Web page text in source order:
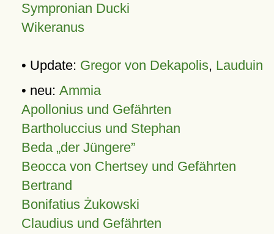
Sympronian Ducki
Wikeranus
• Update: Gregor von Dekapolis, Lauduin
• neu: Ammia
Apollonius und Gefährten
Bartholuccius und Stephan
Beda „der Jüngere”
Beocca von Chertsey und Gefährten
Bertrand
Bonifatius Żukowski
Claudius und Gefährten